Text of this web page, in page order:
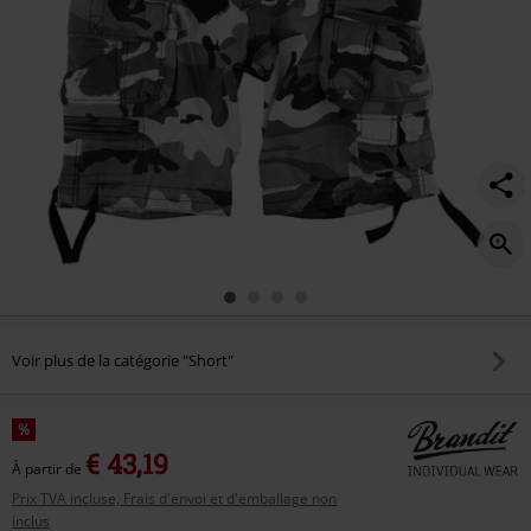
Voir plus de la catégorie "Short"
%
À partir de € 43,19
Prix TVA incluse, Frais d'envoi et d'emballage non
inclus